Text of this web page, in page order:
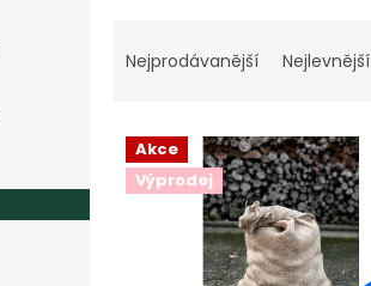
a
n
p
Nejprodávanější Nejlevnější
V
p
Akce
Výprodej